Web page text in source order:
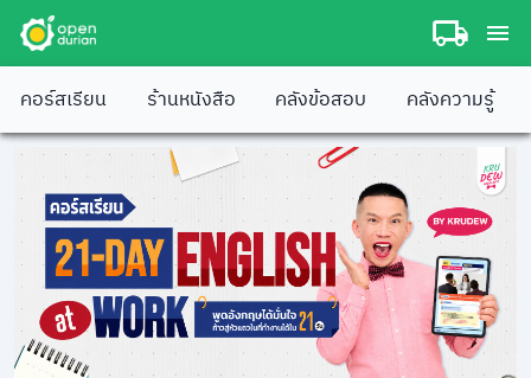
คอร์สเรียน ร้านหนังสือ คลังข้อสอบ คลังความรู้